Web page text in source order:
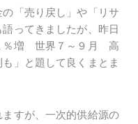
「売り戻し」や「リサ
ってきましたが、昨日
％増 世界７～９月 高
」と題して良くまとま
すが、一次的供給源の